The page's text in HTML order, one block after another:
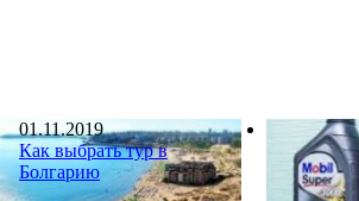
01.11.2019
Как выбрать тур в
Болгарию